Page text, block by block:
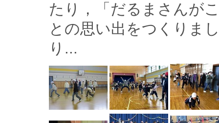
たり，「だるまさんが
との思い出をつくりま
り...